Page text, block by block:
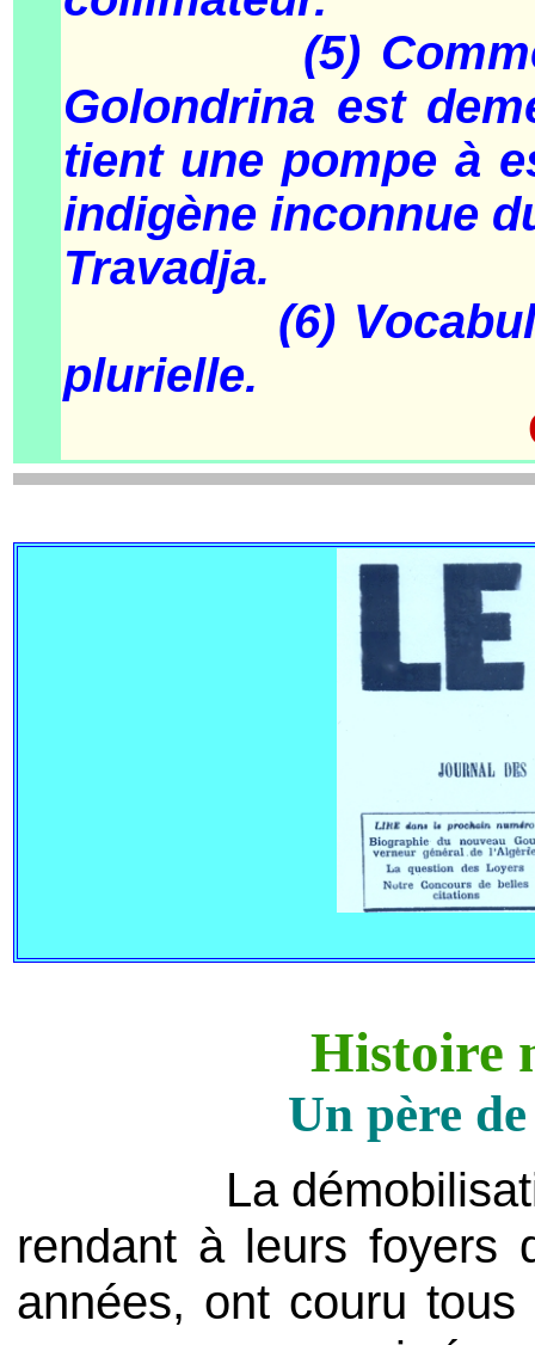
(5) Comme
Golondrina est
tient une pompe à
indigène inconnue
Travadja.
(6) Vocabulaire
plurielle.
Histoire
Un père
La démobilisation
rendant à leurs foyers
années, ont couru